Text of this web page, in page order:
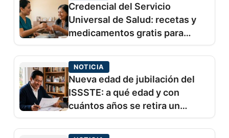
Credencial del Servicio
Universal de Salud: recetas y
medicamentos gratis para
adultos mayores desde 2027
NOTICIA
Nueva edad de jubilación del
ISSSTE: a qué edad y con
cuántos años se retira un
trabajador del Estado